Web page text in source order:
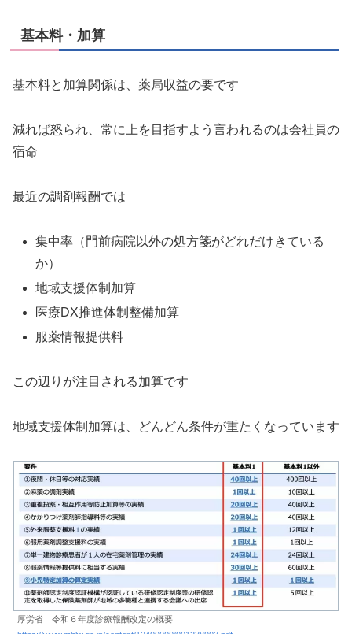
基本料・加算
基本料と加算関係は、薬局収益の要です
減れば怒られ、常に上を目指すよう言われるのは会社員の
宿命
最近の調剤報酬では
集中率（門前病院以外の処方箋がどれだけきている
か）
地域支援体制加算
医療DX推進体制整備加算
服薬情報提供料
この辺りが注目される加算です
地域支援体制加算は、どんどん条件が重たくなっています
厚労省 令和６年度診療報酬改定の概要